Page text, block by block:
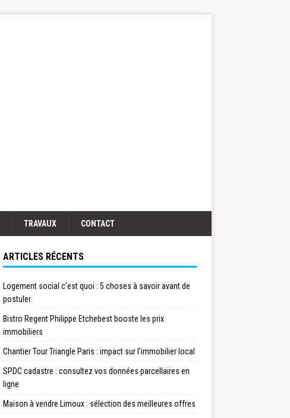
TRAVAUX CONTACT
ARTICLES RÉCENTS
Logement social c’est quoi : 5 choses à savoir avant de
postuler
Bistro Regent Philippe Etchebest booste les prix
immobiliers
Chantier Tour Triangle Paris : impact sur l’immobilier local
SPDC cadastre : consultez vos données parcellaires en
ligne
Maison à vendre Limoux : sélection des meilleures offres